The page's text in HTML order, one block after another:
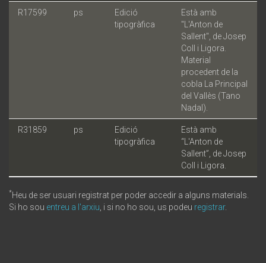
R17599 ps
Edició
tipogràfica
Està amb
"L'Anton de
Sallent", de Josep
Coll i Ligora.
Material
procedent de la
cobla La Principal
del Vallès (Tano
Nadal).
R31859 ps
Edició
tipogràfica
Està amb
“L'Anton de
Sallent”, de Josep
Coll i Ligora.
*Heu de ser usuari registrat per poder accedir a alguns materials.
Si ho sou entreu a l'arxiu , i si no ho sou, us podeu registrar.